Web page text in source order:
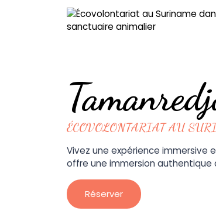
ÉCOVOLONTARIAT AU
Vivez une expérience immersive
offre une immersion
Réserver